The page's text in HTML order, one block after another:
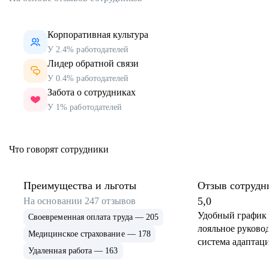
Корпоративная культура
У 2.4% работодателей
Лидер обратной связи
У 0.4% работодателей
Забота о сотрудниках
У 1% работодателей
Что говорят сотрудники
Преимущества и льготы
На основании 247 отзывов
Своевременная оплата труда — 205
Медицинское страхование — 178
Удаленная работа — 163
Отзыв
5,0
Удобный график
лояльное
система